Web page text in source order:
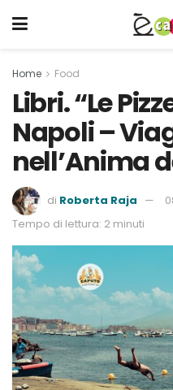
Home Food
Libri. “Le
Napoli –
nell’Anima
di Roberta Raja
Tempo di lettura: 2 minuti